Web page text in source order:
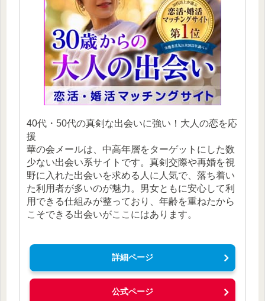
40代・50代の真剣な出会いに強い！大人の恋を応
援
華の会メールは、中高年層をターゲットにした数
少ない出会い系サイトです。真剣交際や再婚を視
野に入れた出会いを求める人に人気で、落ち着い
た利用者が多いのが魅力。男女ともに安心して利
用できる仕組みが整っており、年齢を重ねたから
こそできる出会いがここにはあります。
詳細ページ
公式ページ